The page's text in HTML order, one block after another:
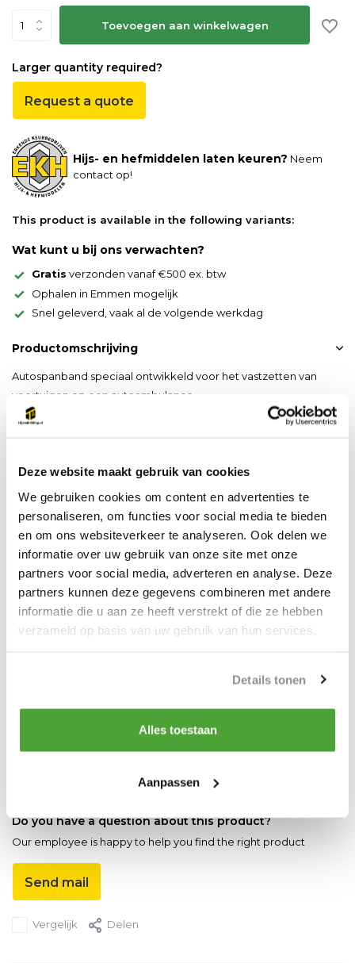
Deze website maakt gebruik van cookies
We gebruiken cookies om content en advertenties te
personaliseren, om functies voor social media te bieden
en om ons websiteverkeer te analyseren. Ook delen we
informatie over uw gebruik van onze site met onze
partners voor social media, adverteren en analyse. Deze
partners kunnen deze gegevens combineren met andere
informatie die u aan ze heeft verstrekt of die ze hebben
verzameld op basis van uw gebruik van hun services.
Details tonen
Alles toestaan
Aanpassen
Toevoegen aan winkelwagen
Larger quantity required?
Request a quote
Hijs- en hefmiddelen laten keuren? Neem
contact op!
This product is available in the following variants:
Wat kunt u bij ons verwachten?
Gratis verzonden vanaf €500 ex. btw
Ophalen in Emmen mogelijk
Snel geleverd, vaak al de volgende werkdag
Productomschrijving
Autospanband speciaal ontwikkeld voor het vastzetten van
voertuigen op een autoambulance
De lus gaat om het wiel, en dan aan de zijkant van de
800-1600 daN
voorzien van een verzinkte ratel en spitshaak
bandbreedte 50mm
NEN-EN12195-2
EN1492-2
Do you have a question about this product?
Our employee is happy to help you find the right product
Send mail
Vergelijk Delen